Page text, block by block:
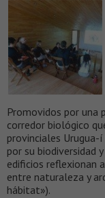
Promovidos por una
corredor biológico
provinciales Urugua-
por su biodiversidad
edificios reflexionan
entre naturaleza y
hábitat»).